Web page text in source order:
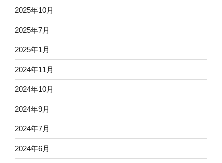
2025年10月
2025年7月
2025年1月
2024年11月
2024年10月
2024年9月
2024年7月
2024年6月